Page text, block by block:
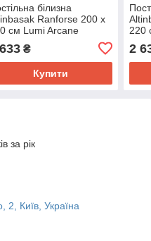
білизна
Ranforse 200 х
см Lumi Arcane
₴
Купити
220
2
за рік
2, Київ, Україна